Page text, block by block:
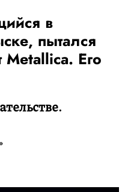
в
пытался
Metallica. Его